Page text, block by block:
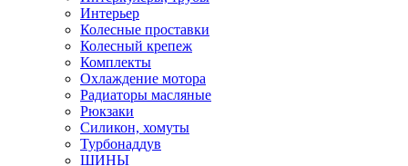
Интерьер
Колесные проставки
Колесный крепеж
Комплекты
Охлаждение мотора
Радиаторы масляные
Рюкзаки
Силикон, хомуты
Турбонаддув
ШИНЫ